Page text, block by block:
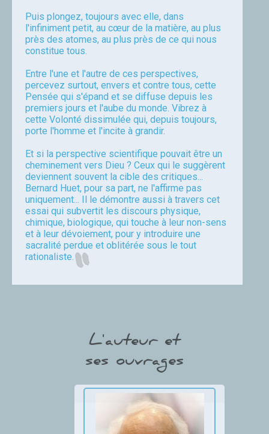
Puis plongez, toujours avec elle, dans
l'infiniment petit, au cœur de la matière, au plus
près des atomes, au plus près de ce qui nous
constitue tous.
Entre l'une et l'autre de ces perspectives,
percevez surtout, envers et contre tous, cette
Pensée qui s'épand et se diffuse depuis les
premiers jours et l'aube du monde. Vibrez à
cette Volonté dissimulée qui, depuis toujours,
porte l'homme et l'incite à grandir.
Et si la perspective scientifique pouvait être un
cheminement vers Dieu ? Ceux qui le suggèrent
deviennent souvent la cible des critiques...
Bernard Huet, pour sa part, ne l'affirme pas
uniquement... Il le démontre aussi à travers cet
essai qui subvertit les discours physique,
chimique, biologique, qui touche à leur non-sens
et à leur dévoiement, pour y introduire une
sacralité perdue et oblitérée sous le tout
rationaliste.
L'auteur et
ses ouvrages